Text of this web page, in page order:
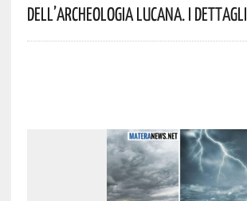
Dell’archeologia Lucana. I Dettagli